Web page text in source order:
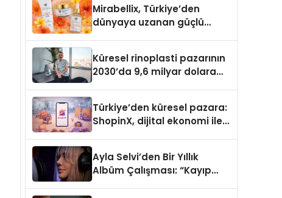
Mirabellix, Türkiye’den
dünyaya uzanan güçlü
Küresel rinoplasti pazarının
2030’da 9,6 milyar dolara
Türkiye’den küresel pazara:
ShopinX, dijital ekonomi ile
Ayla Selvi’den Bir Yıllık
Albüm Çalışması: “Kayıp